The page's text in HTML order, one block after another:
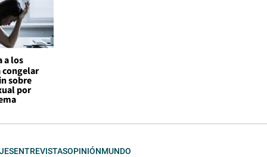
a los
congelar
sobre
por
ENTREVISTASOPINIÓNMUNDO